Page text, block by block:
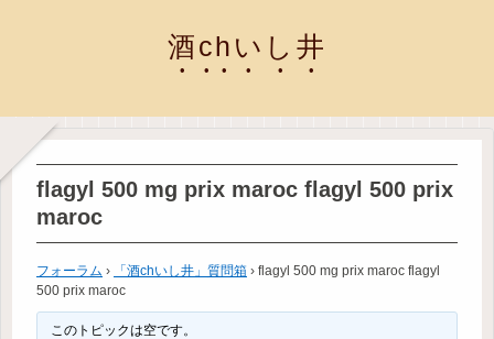
酒chいし井
flagyl 500 mg prix maroc flagyl 500 prix
maroc
フォーラム › 「酒chいし井」質問箱 › flagyl 500 mg prix maroc flagyl
500 prix maroc
このトピックは空です。